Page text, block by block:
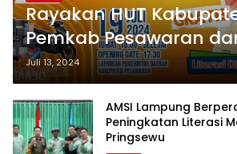
Rayakan HUT
Pemkab Pesawaran
RI Adakan Acara
Juli 13, 2024
AMSI Lampung
Peningkatan Literasi
Pringsewu